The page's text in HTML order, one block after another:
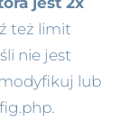
też limit
nie jest
lub